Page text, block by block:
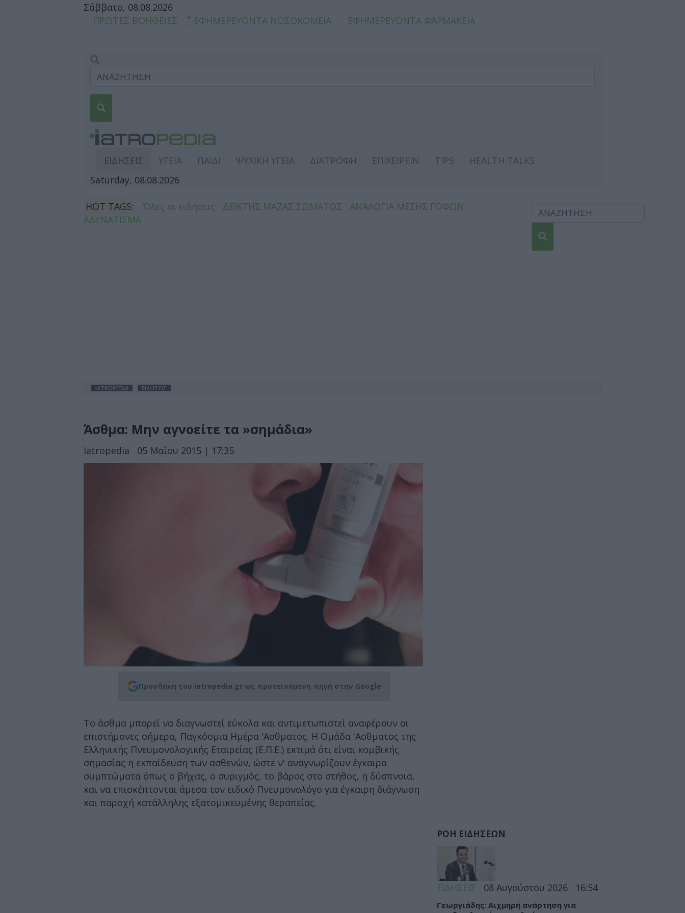
Σάββατο, 08.08.2026
ΠΡΩΤΕΣ ΒΟΗΘΕΙΕΣ
ΕΦΗΜΕΡΕΥΟΝΤΑ ΝΟΣΟΚΟΜΕΙΑ ΕΦΗΜΕΡΕΥΟΝΤΑ ΦΑΡΜΑΚΕΙΑ
ΕΙΔΗΣΕΙΣ ΥΓΕΙΑ ΠΑΙΔΙ ΨΥΧΙΚΗ ΥΓΕΙΑ ΔΙΑΤΡΟΦΗ ΕΠΙΧΕΙΡΕΙΝ TIPS
HEALTH TALKS
Saturday, 08.08.2026
HOT TAGS: Όλες οι ειδήσεις ΔΕΙΚΤΗΣ ΜΑΖΑΣ ΣΩΜΑΤΟΣ
ΑΝΑΛΟΓΙΑ ΜΕΣΗΣ ΓΟΦΩΝ
ΑΔΥΝΑΤΙΣΜΑ
IATROPEDIA ΕΙΔΗΣΕΙΣ
Άσθμα: Μην αγνοείτε τα »σημάδια»
Iatropedia 05 Μαΐου 2015 | 17:35
Προσθήκη του iatropedia.gr ως προτεινόμενη πηγή στην Google
Το άσθμα μπορεί να διαγνωστεί εύκολα και αντιμετωπιστεί αναφέρουν οι
επιστήμονες σήμερα, Παγκόσμια Ημέρα 'Ασθματος. Η Ομάδα 'Ασθματος της
Ελληνικής Πνευμονολογικής Εταιρείας (Ε.Π.Ε.) εκτιμά ότι είναι κομβικής
σημασίας η εκπαίδευση των ασθενών, ώστε ν' αναγνωρίζουν έγκαιρα
συμπτώματα όπως ο βήχας, ο συριγμός, το βάρος στο στήθος, η δύσπνοια,
και να επισκέπτονται άμεσα τον ειδικό Πνευμονολόγο για έγκαιρη διάγνωση
και παροχή κατάλληλης εξατομικευμένης θεραπείας.
ΡΟΗ ΕΙΔΗΣΕΩΝ
ΕΙΔΗΣΕΙΣ 08 Αυγούστου 2026 16:54
Γεωργιάδης: Αιχμηρή ανάρτηση για